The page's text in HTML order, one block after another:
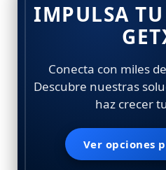
IMPULSA
Conecta con miles
Descubre nuestras
haz crecer
Ver opciones